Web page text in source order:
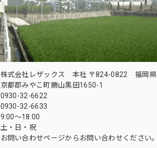
株式会社レザックス 本社 〒824-0822 福岡県
京都郡みやこ町勝山黒田1650-1
0930-32-6622
0930-32-6633
9:00〜18:00
土・日・祝
お問い合わせページからお問い合わせください。